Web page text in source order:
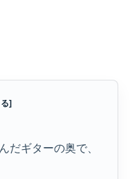
だギターの奥で、